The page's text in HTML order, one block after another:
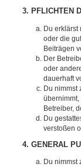
3. PFLICHTEN
Du erklärst
oder die
Beiträgen
Der
oder
dauerhaft
Du nimmst
Betreiber,
Du
verstoßen
4. GENERAL
Du nimmst